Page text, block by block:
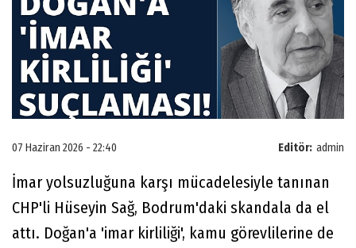
Editör: admin
07 Haziran 2026 - 22:40
İmar yolsuzluğuna karşı mücadelesiyle tanınan
CHP'li Hüseyin Sağ, Bodrum'daki skandala da el
attı. Doğan'a 'imar kirliliği', kamu görevlilerine de